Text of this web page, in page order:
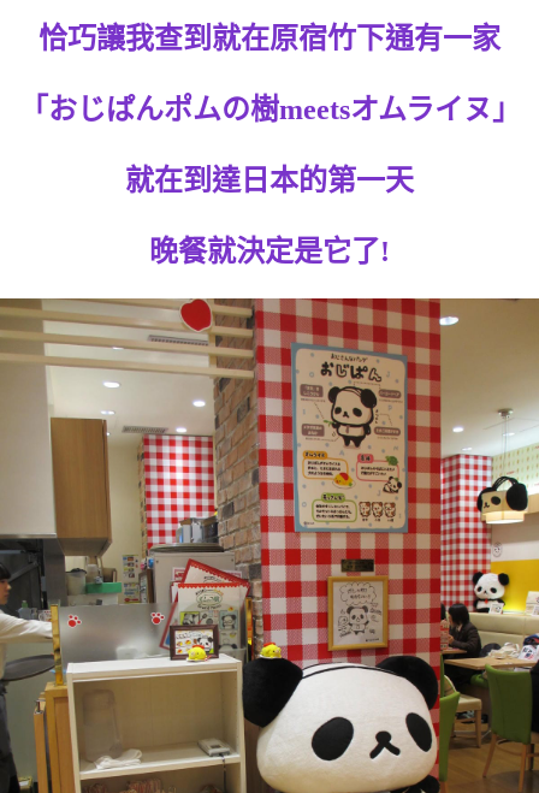
恰巧讓我查到就在原宿竹下通有一家
「おじぱんポムの樹meetsオムライヌ」
就在到達日本的第一天
晚餐就決定是它了!